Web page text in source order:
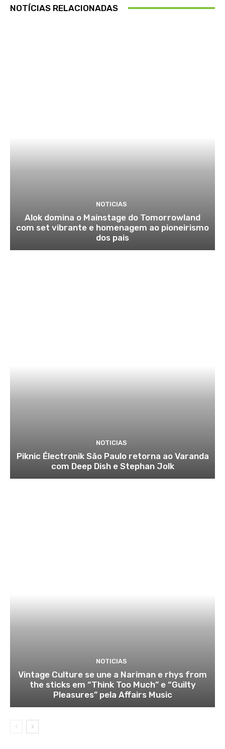
NOTÍCIAS RELACIONADAS
NOTICIAS
Alok domina o Mainstage do Tomorrowland
com set vibrante e homenagem ao pioneirismo
dos pais
NOTICIAS
Piknic Électronik São Paulo retorna ao Varanda
com Deep Dish e Stephan Jolk
NOTICIAS
Vintage Culture se une a Nariman e rhys from
the sticks em “Think Too Much” e “Guilty
Pleasures” pela Affairs Music